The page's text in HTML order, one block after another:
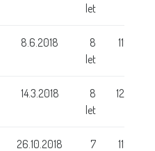
let
8.6.2018
8
let
119 cm
14.3.2018
8
let
122 cm
26.10.2018
7
119 cm